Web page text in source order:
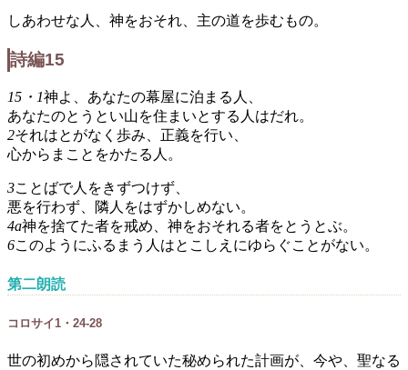
しあわせな人、神をおそれ、主の道を歩むもの。
詩編15
15・1神よ、あなたの幕屋に泊まる人、
あなたのとうとい山を住まいとする人はだれ。
2それはとがなく歩み、正義を行い、
心からまことをかたる人。
3ことばで人をきずつけず、
悪を行わず、隣人をはずかしめない。
4a神を捨てた者を戒め、神をおそれる者をとうとぶ。
6このようにふるまう人はとこしえにゆらぐことがない。
第二朗読
コロサイ1・24-28
世の初めから隠されていた秘められた計画が、今や、聖なる